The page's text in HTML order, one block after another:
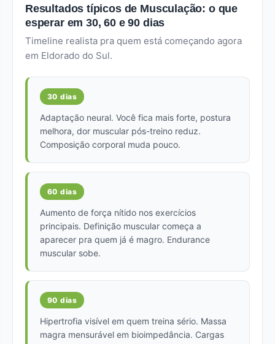
Resultados típicos de Musculação: o que
esperar em 30, 60 e 90 dias
Timeline realista pra quem está começando agora
em Eldorado do Sul.
30 dias
Adaptação neural. Você fica mais forte, postura
melhora, dor muscular pós-treino reduz.
Composição corporal muda pouco.
60 dias
Aumento de força nítido nos exercícios
principais. Definição muscular começa a
aparecer pra quem já é magro. Endurance
muscular sobe.
90 dias
Hipertrofia visível em quem treina sério. Massa
magra mensurável em bioimpedância. Cargas